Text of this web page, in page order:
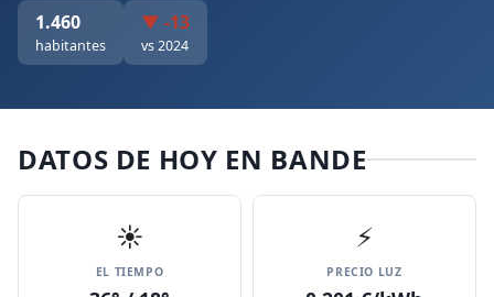
1.460
habitantes
▼ -13
vs 2024
DATOS DE HOY EN BANDE
☀️
EL TIEMPO
⚡
PRECIO LUZ